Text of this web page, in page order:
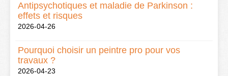
Antipsychotiques et maladie de Parkinson :
effets et risques
2026-04-26
Pourquoi choisir un peintre pro pour vos
travaux ?
2026-04-23